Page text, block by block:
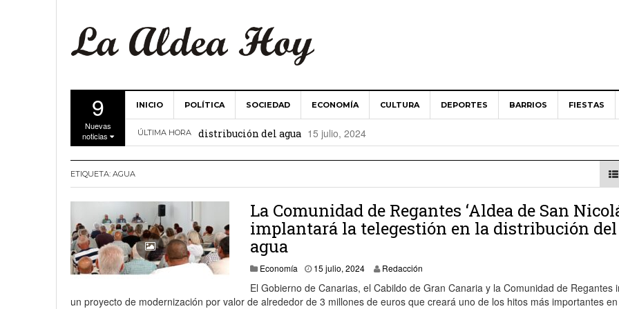
9
Nuevas
noticias
INICIO POLÍTICA SOCIEDAD ECONOMÍA CULTURA DEPORTES BARRIOS FIESTAS
ÚLTIMA HORA
La Comunidad de Regantes ‘Aldea de San Nicolás’ implantará la telegestión en la
distribución del agua 15 julio, 2024
El Ayuntamiento de La Aldea de San Nicolás guarda un minuto de silencio en
Gobierno de Canarias y Ministerio de Agricultura abordan las necesidades del campo
15 febrero, 2024
La Comunidad de Regantes ‘Aldea de San Nicolás’ apuesta por una renovación de
19 diciembre, 2023
Víctor Hernández (PP) toma posesión como alcalde del Ayuntamiento de La Aldea de
ETIQUETA: AGUA
La Comunidad de Regantes ‘Aldea de San
implantará la telegestión en la distribución del
agua
Economía 15 julio, 202415 julio, 2024
Redacción
El Gobierno de Canarias, el Cabildo de Gran Canaria y la Comunidad de Regantes
un proyecto de modernización por valor de alrededor de 3 millones de euros que creará uno de los hitos más importantes